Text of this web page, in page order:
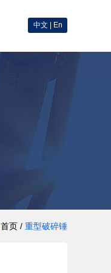
中文 En
首页 / 重型破碎锤